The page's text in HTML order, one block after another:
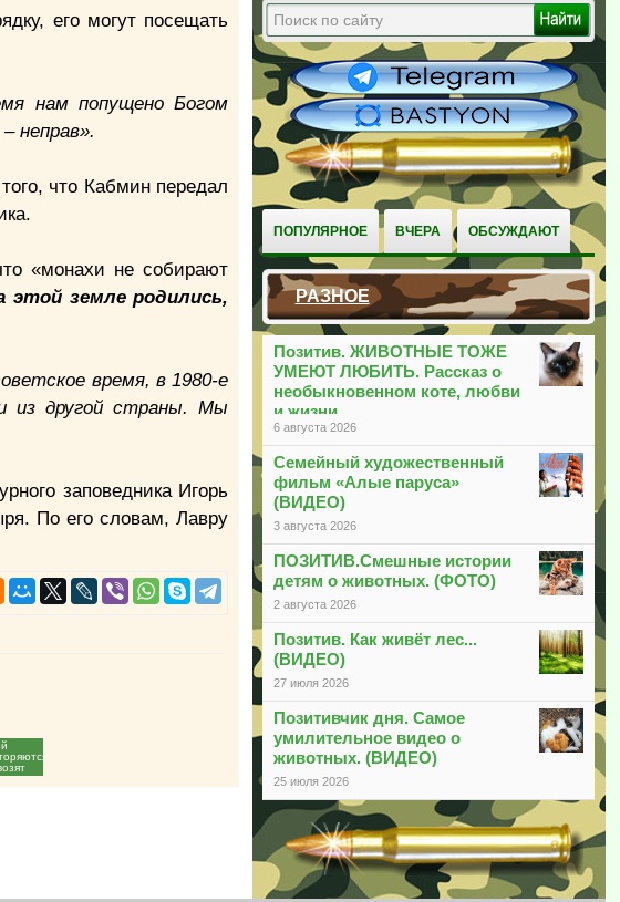
ПОПУЛЯРНОЕ ВЧЕРА ОБСУЖДАЮТ
РАЗНОЕ
Позитив. ЖИВОТНЫЕ ТОЖЕ
УМЕЮТ ЛЮБИТЬ. Рассказ о
необыкновенном коте, любви
и жизни
6 августа 2026
Семейный художественный
фильм «Алые паруса»
(ВИДЕО)
3 августа 2026
ПОЗИТИВ.Смешные истории
детям о животных. (ФОТО)
2 августа 2026
Позитив. Как живёт лес...
(ВИДЕО)
27 июля 2026
Позитивчик дня. Самое
умилительное видео о
животных. (ВИДЕО)
25 июля 2026
его могут посещать
нам попущено Богом
неправ».
что Кабмин передал
«монахи не собирают
земле родились,
время, в 1980-е
из другой страны. Мы
заповедника Игорь
По его словам, Лавру